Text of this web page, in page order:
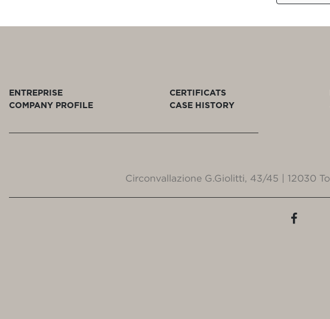
ENTREPRISE
COMPANY PROFILE
CERTIFICATS
CASE HISTORY
Circonvallazione G.Giolitti, 43/45 | 12030